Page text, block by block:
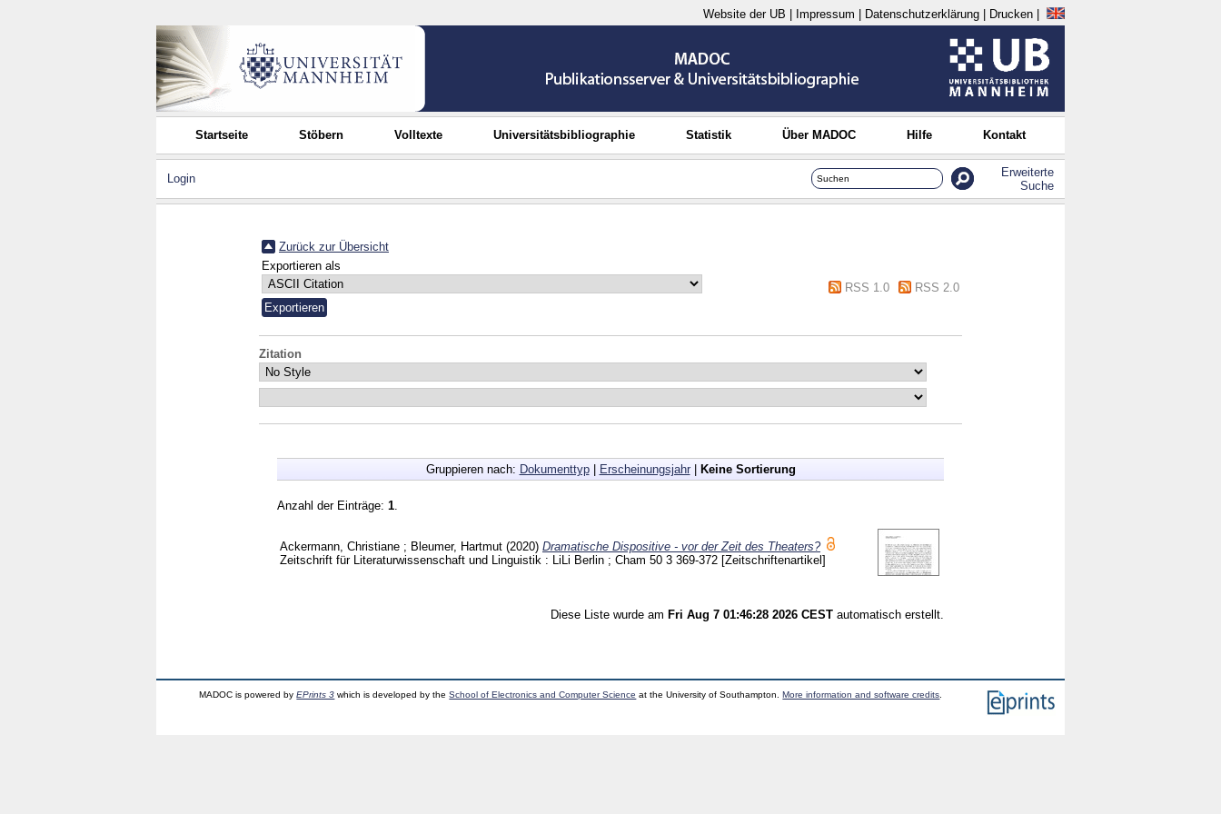
Website der UB Impressum Datenschutzerklärung Drucken
Startseite Stöbern Volltexte Universitätsbibliographie Statistik Über MADOC Hilfe Kontakt
Login
Erweiterte
Suche
Zurück zur Übersicht
Exportieren als
RSS 1.0
RSS 2.0
Zitation
Gruppieren nach: Dokumenttyp| Erscheinungsjahr| Keine Sortierung
Anzahl der Einträge: 1
Ackermann, Christiane ; Bleumer, Hartmut (2020) Dramatische Dispositive - vor der Zeit des Theaters?
Zeitschrift für Literaturwissenschaft und Linguistik : LiLi Berlin ; Cham 50 3 369-372 [Zeitschriftenartikel]
Diese Liste wurde am Fri Aug 7 01:46:28 2026 CEST automatisch erstellt.
MADOC is powered byEPrints 3 which is developed by theSchool of Electronics and Computer Science at the University of Southampton.More information and software credits